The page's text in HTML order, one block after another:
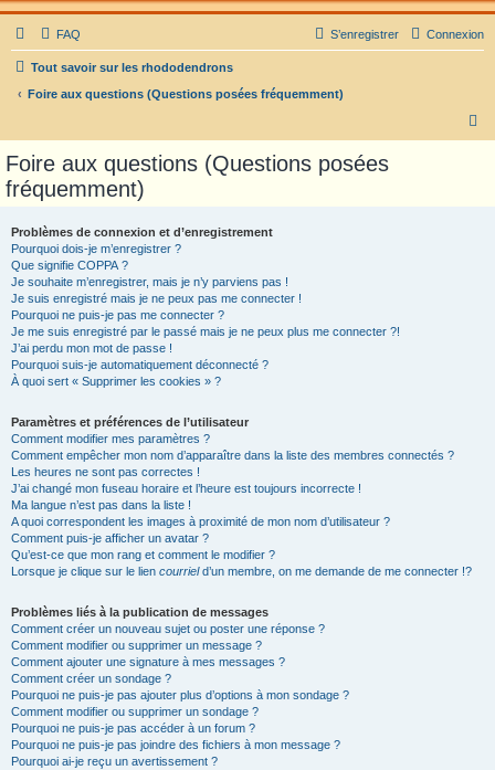
FAQ Connexion
S’enregistrer
Tout savoir sur les rhododendrons
Foire aux questions (Questions posées fréquemment)
Foire aux questions (Questions posées
fréquemment)
Problèmes de connexion et d’enregistrement
Pourquoi dois-je m’enregistrer ?
Que signifie COPPA ?
Je souhaite m’enregistrer, mais je n’y parviens pas !
Je suis enregistré mais je ne peux pas me connecter !
Pourquoi ne puis-je pas me connecter ?
Je me suis enregistré par le passé mais je ne peux plus me connecter ?!
J’ai perdu mon mot de passe !
Pourquoi suis-je automatiquement déconnecté ?
À quoi sert « Supprimer les cookies » ?
Paramètres et préférences de l’utilisateur
Comment modifier mes paramètres ?
Comment empêcher mon nom d’apparaître dans la liste des membres connectés ?
Les heures ne sont pas correctes !
J’ai changé mon fuseau horaire et l’heure est toujours incorrecte !
Ma langue n’est pas dans la liste !
A quoi correspondent les images à proximité de mon nom d’utilisateur ?
Comment puis-je afficher un avatar ?
Qu’est-ce que mon rang et comment le modifier ?
Lorsque je clique sur le lien courrield’un membre, on me demande de me connecter !?
Problèmes liés à la publication de messages
Comment créer un nouveau sujet ou poster une réponse ?
Comment modifier ou supprimer un message ?
Comment ajouter une signature à mes messages ?
Comment créer un sondage ?
Pourquoi ne puis-je pas ajouter plus d’options à mon sondage ?
Comment modifier ou supprimer un sondage ?
Pourquoi ne puis-je pas accéder à un forum ?
Pourquoi ne puis-je pas joindre des fichiers à mon message ?
Pourquoi ai-je reçu un avertissement ?